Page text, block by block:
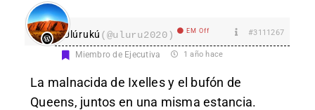
Ulúrukú (@uluru2020) EM Off #3111267
Miembro de Ejecutiva 1 año hace
La malnacida de Ixelles y el bufón de
Queens, juntos en una misma estancia.